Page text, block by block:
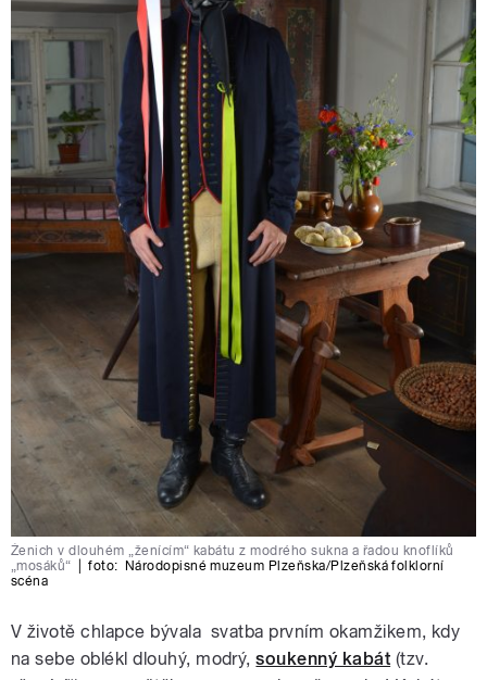
Ženich v dlouhém „ženícím“ kabátu z modrého sukna a řadou knoflíků
„mosáků“
foto: Národopisné muzeum Plzeňska/Plzeňská folklorní
scéna
V životě chlapce bývala svatba prvním okamžikem, kdy
na sebe oblékl dlouhý, modrý,soukenný kabát (tzv.